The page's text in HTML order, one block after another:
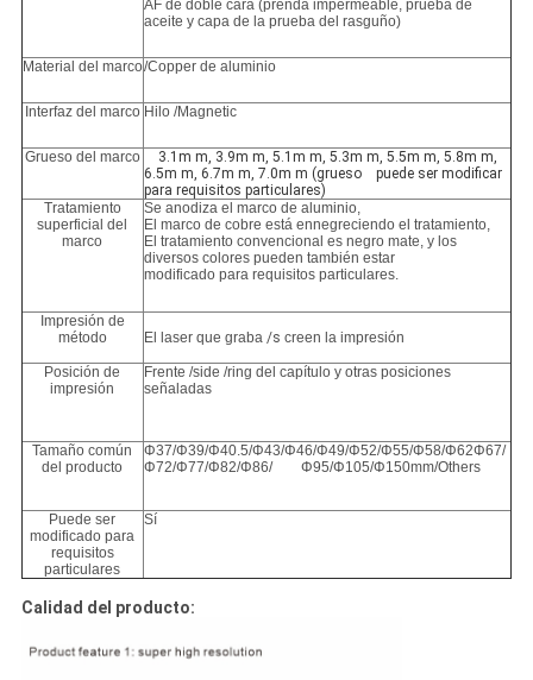
AF de doble cara (prenda impermeable, prueba de
aceite y capa de la prueba del rasguño)
Material del marco/Copper de aluminio
Interfaz del marco Hilo /Magnetic
Grueso del marco
3.1m m, 3.9m m, 5.1m m, 5.3m m, 5.5m m, 5.8m m,
6.5m m, 6.7m m, 7.0m m (grueso puede ser modificar
para requisitos particulares)
Tratamiento
superficial del
marco
Se anodiza el marco de aluminio,
El marco de cobre está ennegreciendo el tratamiento,
El tratamiento convencional es negro mate, y los
diversos colores pueden también estar
modificado para requisitos particulares.
Impresión de
método
El laser que graba/s creen la impresión
Posición de
impresión
Frente /side /ring del capítulo y otras posiciones
señaladas
Tamaño común
del producto
Φ37/Φ39/Φ40.5/Φ43/Φ46/Φ49/Φ52/Φ55/Φ58/Φ62Φ67/
Φ72/Φ77/Φ82/Φ86/ Φ95/Φ105/Φ150mm/Others
Puede ser
modificado para
requisitos
particulares
Sí
Calidad del producto: